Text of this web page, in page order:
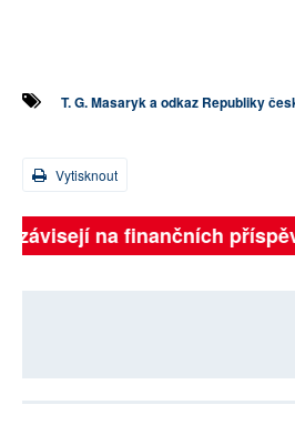
T. G. Masaryk a odkaz Republiky
Vytisknout
na finančních